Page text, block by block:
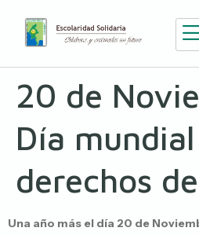
20 de
Día
derechos
Una año más el día 20 de